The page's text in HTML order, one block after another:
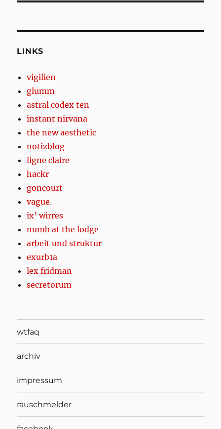
LINKS
vigilien
glumm
astral codex ten
instant nirvana
the new aesthetic
notizblog
ligne claire
hackr
goncourt
vague.
ix’ wirres
numb at the lodge
arbeit und struktur
exurb1a
lex fridman
secretorum
wtfaq
archiv
impressum
rauschmelder